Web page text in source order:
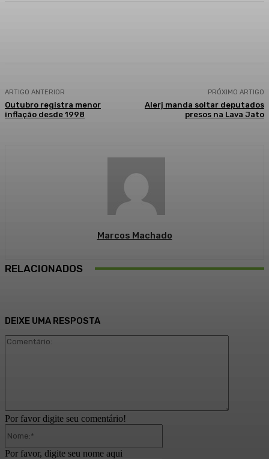
ARTIGO ANTERIOR
Outubro registra menor
inflação desde 1998
PRÓXIMO ARTIGO
Alerj manda soltar deputados
presos na Lava Jato
Marcos Machado
RELACIONADOS
DEIXE UMA RESPOSTA
Por favor digite seu comentário!
Por favor, digite seu nome aqui